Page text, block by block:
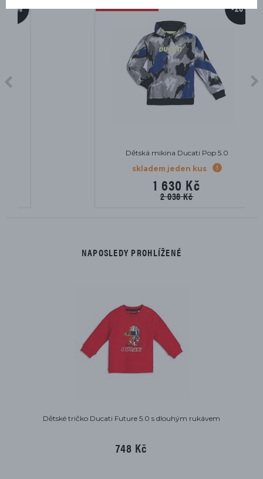
-20%
Dětská mikina Ducati Pop 5.0
skladem jeden kus
1 630 Kč
NAPOSLEDY PROHLÍŽENÉ
Dětské tričko Ducati Future 5.0 s dlouhým rukávem
748 Kč